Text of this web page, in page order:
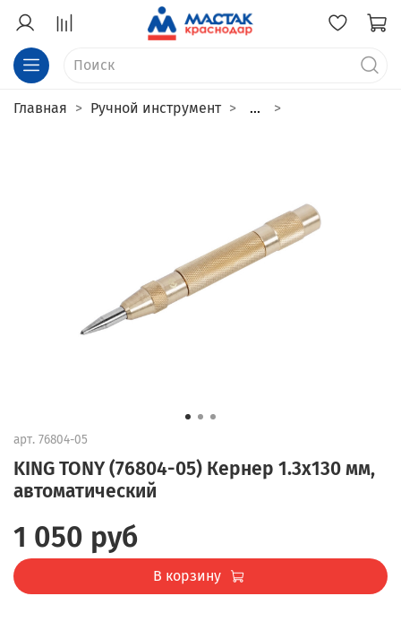
Главная Ручной инструмент ...
арт. 76804-05
KING TONY (76804-05) Кернер 1.3x130 мм,
автоматический
1 050 руб
В корзину